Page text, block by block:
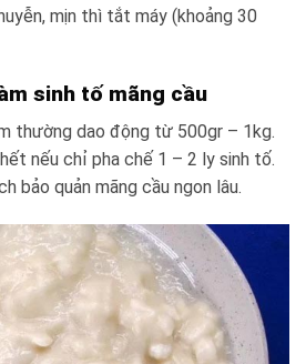
mịn thì tắt máy (khoảng 30
sinh tố mãng cầu
thường dao động từ 500gr – 1kg.
nếu chỉ pha chế 1 – 2 ly sinh tố.
bảo quản mãng cầu ngon lâu.